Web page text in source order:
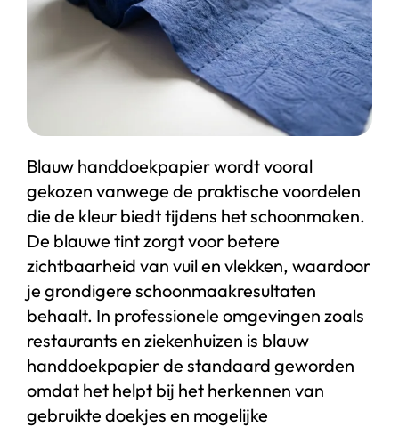
Start chat
Webshop
Blauw handdoekpapier wordt vooral
gekozen vanwege de praktische voordelen
die de kleur biedt tijdens het schoonmaken.
De blauwe tint zorgt voor betere
zichtbaarheid van vuil en vlekken, waardoor
je grondigere schoonmaakresultaten
behaalt. In professionele omgevingen zoals
restaurants en ziekenhuizen is blauw
handdoekpapier de standaard geworden
omdat het helpt bij het herkennen van
gebruikte doekjes en mogelijke